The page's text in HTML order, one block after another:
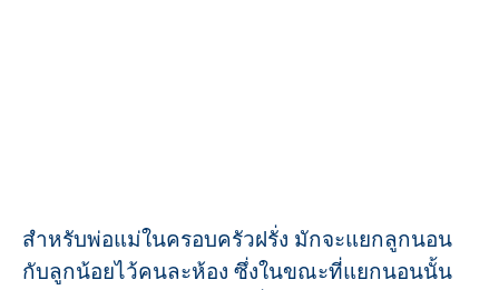
สำหรับพ่อแม่ในครอบครัวฝรั่ง มักจะแยกลูกนอน
กับลูกน้อยไว้คนละห้อง ซึ่งในขณะที่แยกนอนนั้น